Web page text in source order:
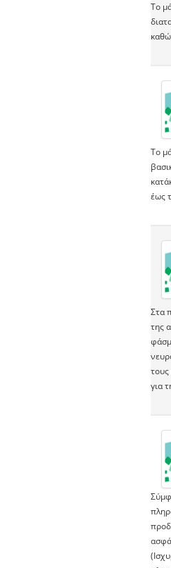
Το
Το
έως
Στα
της
τους
για